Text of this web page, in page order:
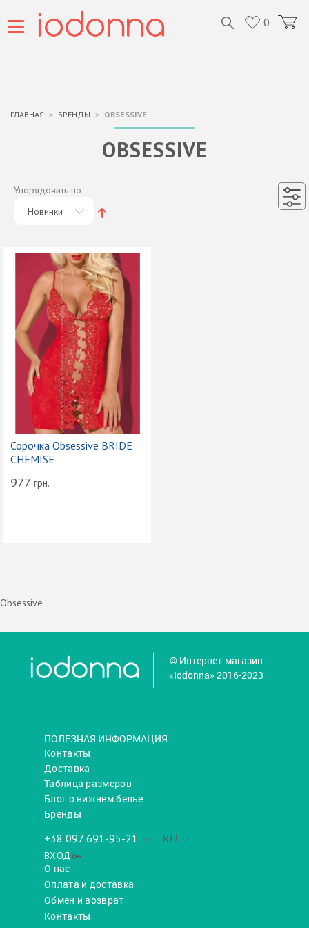
0
ГЛАВНАЯ БРЕНДЫ OBSESSIVE
OBSESSIVE
Упорядочить по
Новинки
Сорочка Obsessive BRIDE
CHEMISE
977 грн.
Obsessive
© Интернет-магазин
«Iodonna» 2016-2023
ПОЛЕЗНАЯ ИНФОРМАЦИЯ
Контакты
Доставка
Таблица размеров
Блог о нижнем белье
Бренды
RU
+38 097 691-95-21
ВХОД
О нас
Оплата и доставка
Обмен и возврат
Контакты